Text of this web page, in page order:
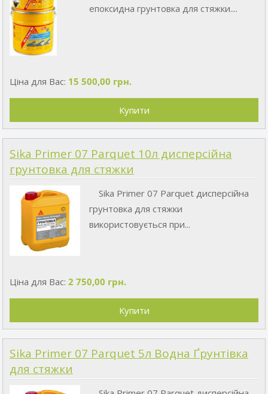
епоксидна грунтовка для стяжки....
Ціна для Вас: 15 500,00 грн.
Sika Primer 07 Parquet 10л дисперсійна
грунтовка для стяжки
Sika Primer 07 Parquet дисперсійна
грунтовка для стяжки
використовується при...
Ціна для Вас: 2 750,00 грн.
Sika Primer 07 Parquet 5л Водна Ґрунтівка
для стяжки